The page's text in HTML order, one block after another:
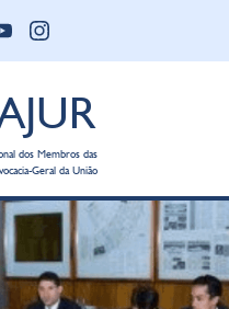
dos Membros das
Geral da União